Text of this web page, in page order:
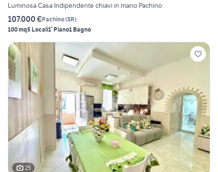
Luminosa Casa Indipendente chiavi in mano Pachino
107.000 €Pachino(SR)
100 mq5 Locali1° Piano1 Bagno
25